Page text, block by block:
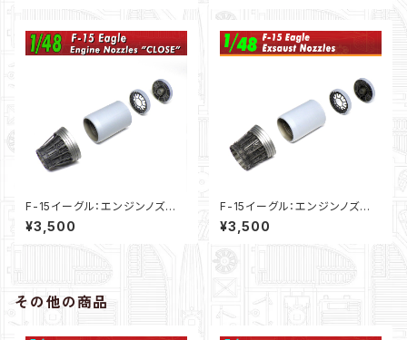
F-15イーグル：エンジンノズ
ル”クローズタイプ”（1/48）
¥3,500
F-15イーグル：エンジンノズ
ル”オープンタイプ”（1/48）
¥3,500
その他の商品